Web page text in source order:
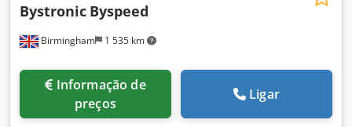
Birmingham 1 535 km
Bystronic Byspeed
preços
Ligar